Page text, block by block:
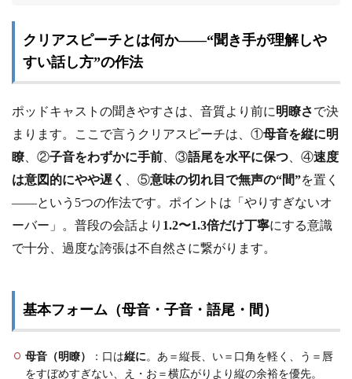
クリアスピーチとは何か——“聞き手が理解しや
すい話し方”の作法
ポッドキャストの聞きやすさは、音質より前に明瞭さで決
まります。ここで言うクリアスピーチは、①母音を縦に明
瞭 、②子音をわずかに手前 、③語尾を水平に保つ 、④速度
は意図的にやや遅く
、⑤意味の切れ目で無声の“間”を置く
——という5つの作法です。ポイントは「やりすぎないオ
ーバー」。普段の会話より 1.2〜1.3倍だけ丁寧にする意識
で十分、過度な誇張は不自然さに繋がります。
基本フォーム（母音・子音・語尾・間）
母音（明瞭） ：口は縦に。あ＝縦長、い＝口角を軽く、う＝唇
をすぼめすぎない、え・お＝横広がりより縦の余裕を優先。